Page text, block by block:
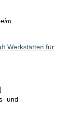
Werkstätten für
und -